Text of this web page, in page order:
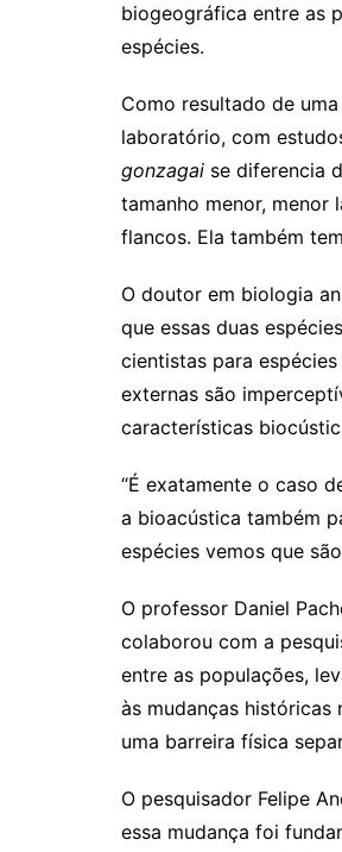
biogeográfica entre as
espécies.
Como resultado de
laboratório, com
gonzagai se diferencia
tamanho menor, menor
flancos. Ela também
O doutor em biologia
que essas duas
cientistas para
externas são
características
“É exatamente o caso
a bioacústica também
espécies vemos que
O professor Daniel
colaborou com a
entre as populações,
às mudanças
uma barreira física
O pesquisador Felipe
essa mudança foi